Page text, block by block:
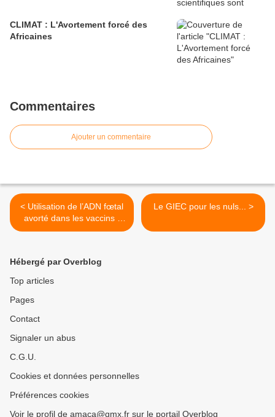
CLIMAT : L'Avortement forcé des
Africaines
Commentaires
Ajouter un commentaire
< Utilisation de l’ADN fœtal
avorté dans les vaccins -
Entretien de Robert F.
Le GIEC pour les nuls... >
Hébergé par Overblog
Top articles
Pages
Contact
Signaler un abus
C.G.U.
Cookies et données personnelles
Préférences cookies
Voir le profil de amaca@gmx.fr sur le portail Overblog